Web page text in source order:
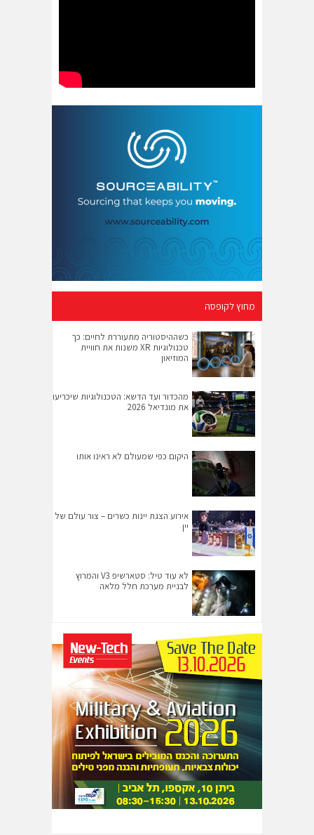
מחוץ לקופסה
כשההיסטוריה מתעוררת לחיים: כך
טכנולוגיות XR משנות את חוויית
המוזיאון
מהכדור ועד הדשא: הטכנולוגיות שיכריעו
את מונדיאל 2026
היקום כפי שמעולם לא ראינו אותו
אירוע הצגת יינות כשרים – צור עולם של
יין
לא עוד טיל: סטארשיפ V3 והמרוץ
לבניית מערכת חלל מלאה